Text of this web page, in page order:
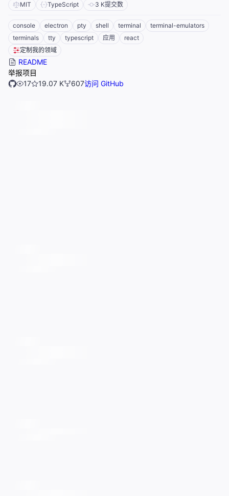
MIT TypeScript 3 K提交数
console electron pty shell terminal
terminal-emulators
terminals
tty typescript 应用
react
定制我的领域
README
举报项目
17
19.07 K 607访问 GitHub